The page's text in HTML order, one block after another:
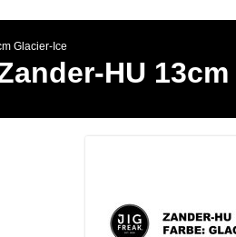
Glacier-Ice
HU